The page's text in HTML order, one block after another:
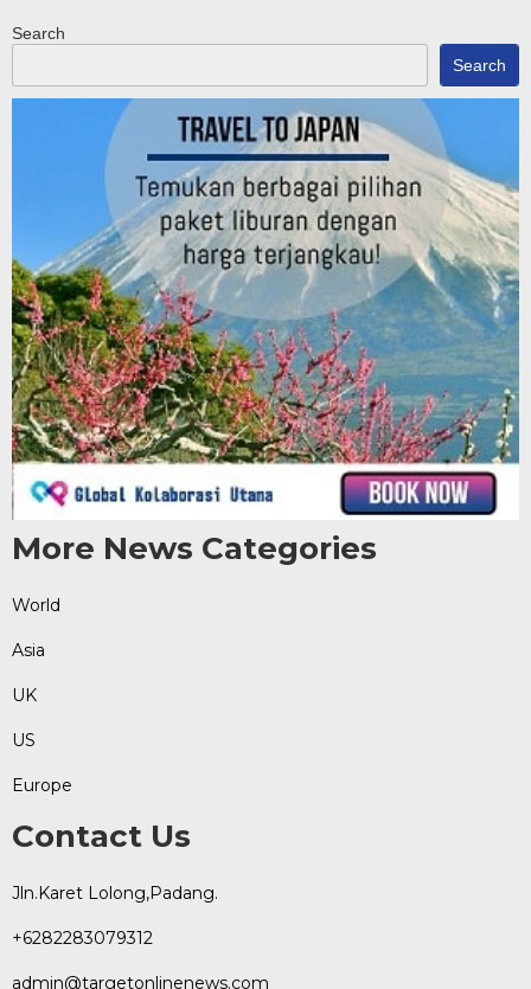
Search
Search
More News Categories
World
Asia
UK
US
Europe
Contact Us
Jln.Karet Lolong,Padang.
+6282283079312
admin@targetonlinenews.com